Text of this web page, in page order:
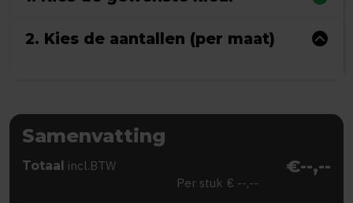
2. Kies de aantallen (per maat)
Samenvatting
Totaal incl.BTW €--,--
Per stuk € --,--